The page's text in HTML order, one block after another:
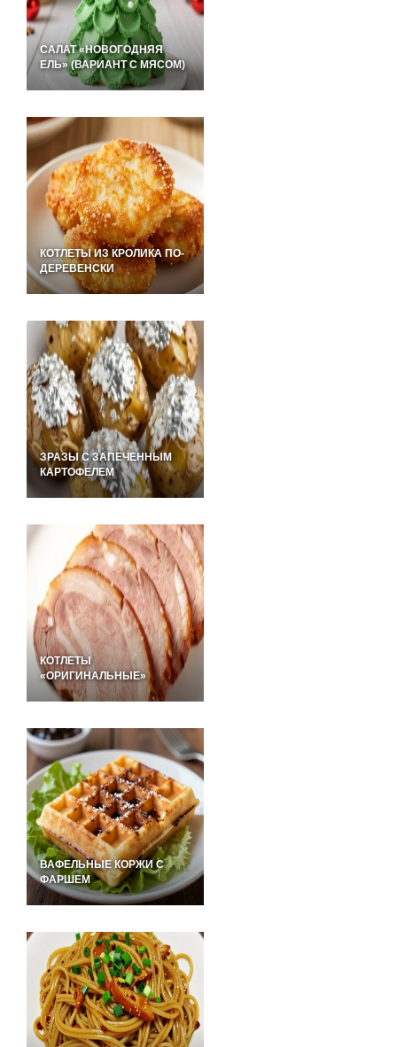
САЛАТ «НОВОГОДНЯЯ
ЕЛЬ» (ВАРИАНТ С МЯСОМ)
КОТЛЕТЫ ИЗ КРОЛИКА ПО-
ДЕРЕВЕНСКИ
ЗРАЗЫ С ЗАПЕЧЕННЫМ
КАРТОФЕЛЕМ
КОТЛЕТЫ
«ОРИГИНАЛЬНЫЕ»
ВАФЕЛЬНЫЕ КОРЖИ С
ФАРШЕМ